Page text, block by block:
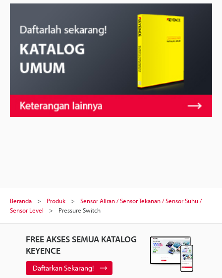
Beranda Produk
Sensor Aliran / Sensor Tekanan / Sensor Suhu /
Sensor Level
Pressure Switch
FREE AKSES SEMUA KATALOG
KEYENCE
Daftarkan Sekarang!